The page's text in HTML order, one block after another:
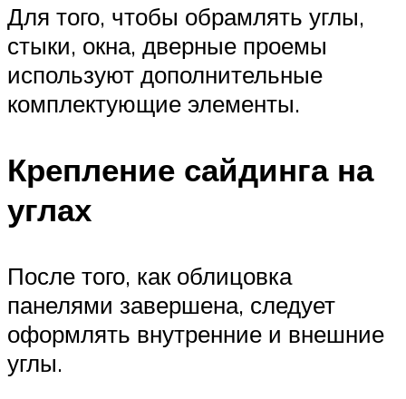
Для того, чтобы обрамлять углы,
стыки, окна, дверные проемы
используют дополнительные
комплектующие элементы.
Крепление сайдинга на
углах
После того, как облицовка
панелями завершена, следует
оформлять внутренние и внешние
углы.